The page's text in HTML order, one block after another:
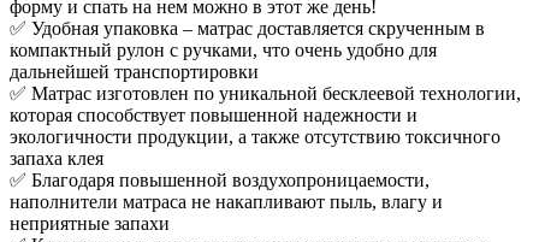
форму и спать на нем можно в этот же день!
✅ Удобная упаковка – матрас доставляется скрученным в
компактный рулон с ручками, что очень удобно для
дальнейшей транспортировки
✅ Матрас изготовлен по уникальной бесклеевой технологии,
которая способствует повышенной надежности и
экологичности продукции, а также отсутствию токсичного
запаха клея
✅ Благодаря повышенной воздухопроницаемости,
наполнители матраса не накапливают пыль, влагу и
неприятные запахи